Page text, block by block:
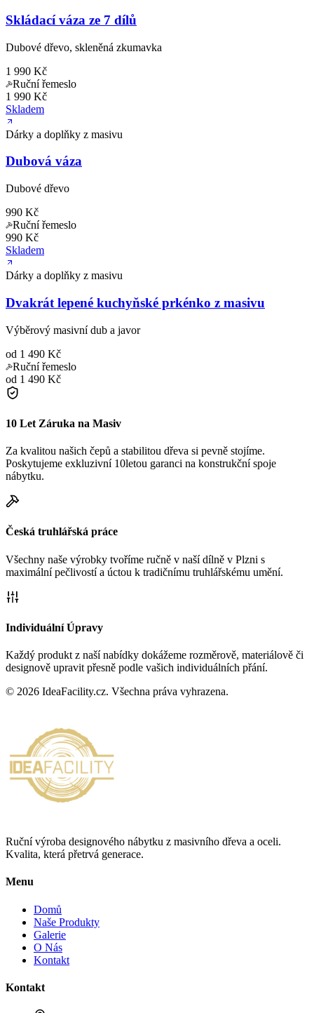
Skládací váza ze 7 dílů
Dubové dřevo, skleněná zkumavka
1 990 Kč
Ruční řemeslo
1 990 Kč
Skladem
Dárky a doplňky z masivu
Dubová váza
Dubové dřevo
990 Kč
Ruční řemeslo
990 Kč
Skladem
Dárky a doplňky z masivu
Dvakrát lepené kuchyňské prkénko z masivu
Výběrový masivní dub a javor
od 1 490 Kč
Ruční řemeslo
od 1 490 Kč
10 Let Záruka na Masiv
Za kvalitou našich čepů a stabilitou dřeva si pevně stojíme.
Poskytujeme exkluzivní 10letou garanci na konstrukční spoje
nábytku.
Česká truhlářská práce
Všechny naše výrobky tvoříme ručně v naší dílně v Plzni s
maximální pečlivostí a úctou k tradičnímu truhlářskému umění.
Individuální Úpravy
Každý produkt z naší nabídky dokážeme rozměrově, materiálově či
designově upravit přesně podle vašich individuálních přání.
© 2026 IdeaFacility.cz. Všechna práva vyhrazena.
Ruční výroba designového nábytku z masivního dřeva a oceli.
Kvalita, která přetrvá generace.
Menu
Domů
Naše Produkty
Galerie
O Nás
Kontakt
Kontakt